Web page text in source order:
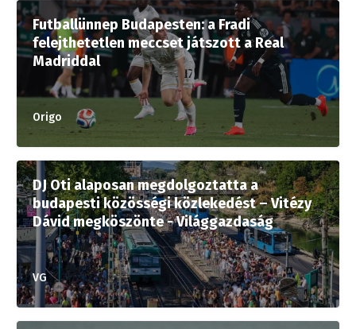
Futballünnep Budapesten: a Fradi
felejthetetlen meccset játszott a Real
Madriddal
Origo
DJ Oti alaposan megdolgoztatta a
budapesti közösségi közlekedést – Vitézy
Dávid megköszönte - Világgazdaság
VG